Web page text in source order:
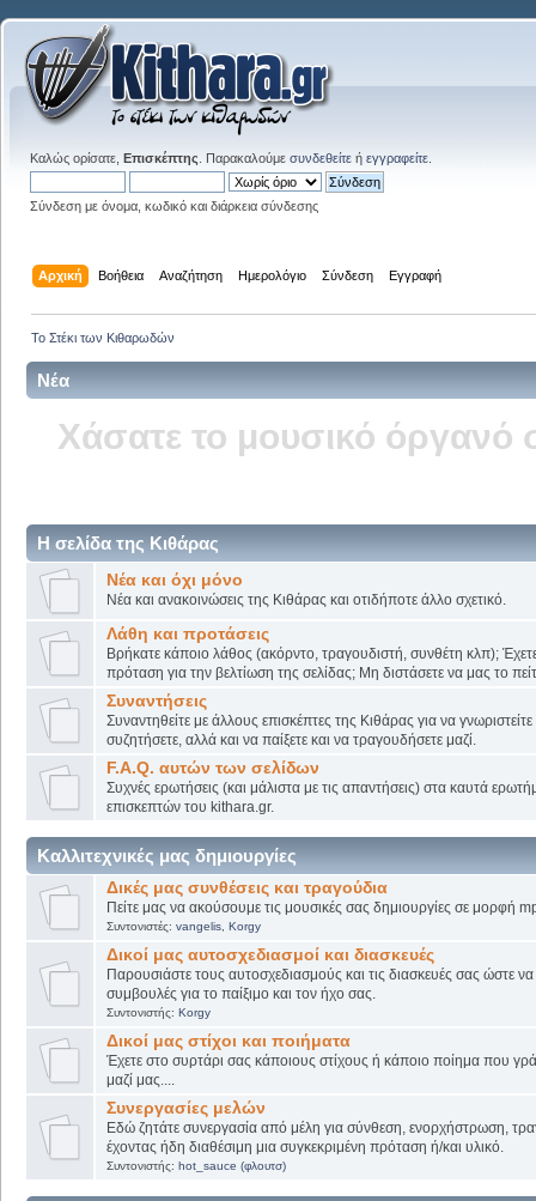
Καλώς ορίσατε, Επισκέπτης . Παρακαλούμε συνδεθείτε ή εγγραφείτε
Σύνδεση με όνομα, κωδικό και διάρκεια σύνδεσης
Αρχική Βοήθεια Αναζήτηση Ημερολόγιο Σύνδεση Εγγραφή
Το Στέκι των Κιθαρωδών
Νέα
Δείτε την σελίδα του
Η σελίδα της Κιθάρας
Νέα και όχι μόνο
Νέα και ανακοινώσεις της Κιθάρας και οτιδήποτε άλλο σχετικό.
Λάθη και προτάσεις
Βρήκατε κάποιο λάθος (ακόρντο, τραγουδιστή, συνθέτη κλπ);
πρόταση για την βελτίωση της σελίδας; Μη διστάσετε να μας το
Συναντήσεις
Συναντηθείτε με άλλους επισκέπτες της Κιθάρας για να
συζητήσετε, αλλά και να παίξετε και να τραγουδήσετε μαζί.
F.A.Q. αυτών των σελίδων
Συχνές ερωτήσεις (και μάλιστα με τις απαντήσεις) στα καυτά
επισκεπτών του kithara.gr.
Καλλιτεχνικές μας δημιουργίες
Δικές μας συνθέσεις και τραγούδια
Πείτε μας να ακούσουμε τις μουσικές σας δημιουργίες σε μορφή
Συντονιστές: vangelis, Korgy
Δικοί μας αυτοσχεδιασμοί και διασκευές
Παρουσιάστε τους αυτοσχεδιασμούς και τις διασκευές σας ώστε να
συμβουλές για το παίξιμο και τον ήχο σας.
Συντονιστής: Korgy
Δικοί μας στίχοι και ποιήματα
Έχετε στο συρτάρι σας κάποιους στίχους ή κάποιο ποίημα που
μαζί μας....
Συνεργασίες μελών
Εδώ ζητάτε συνεργασία από μέλη για σύνθεση, ενορχήστρωση,
έχοντας ήδη διαθέσιμη μια συγκεκριμένη πρόταση ή/και υλικό.
Συντονιστής: hot_sauce (φλουτσ)